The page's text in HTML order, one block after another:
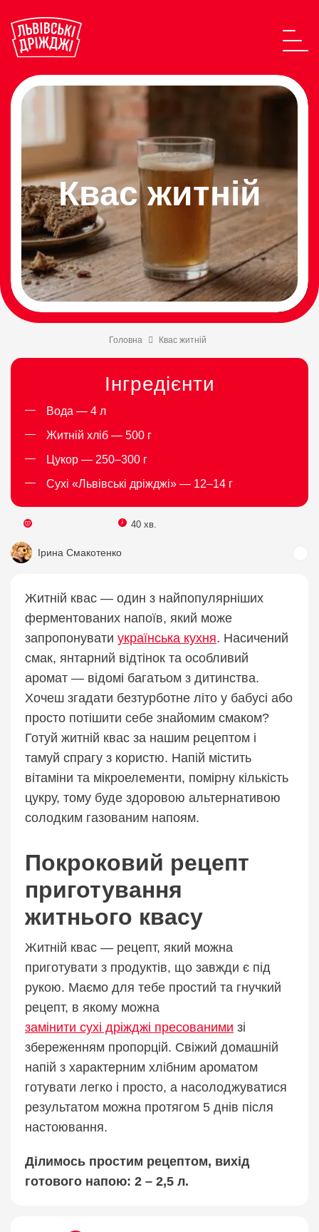
Квас житній
Головна Квас житній
Інгредієнти
Вода — 4 л
Житній хліб — 500 г
Цукор — 250–300 г
Сухі «Львівські дріжджі» — 12–14 г
40 хв.
Ірина Смакотенко
Житній квас — один з найпопулярніших
ферментованих напоїв, який може
запропонувати українська кухня. Насичений
смак, янтарний відтінок та особливий
аромат — відомі багатьом з дитинства.
Хочеш згадати безтурботне літо у бабусі або
просто потішити себе знайомим смаком?
Готуй житній квас за нашим рецептом і
тамуй спрагу з користю. Напій містить
вітаміни та мікроелементи, помірну кількість
цукру, тому буде здоровою альтернативою
солодким газованим напоям.
Покроковий рецепт
приготування
житнього квасу
Житній квас — рецепт, який можна
приготувати з продуктів, що завжди є під
рукою. Маємо для тебе простий та гнучкий
рецепт, в якому можна
замінити сухі дріжджі пресованими зі
збереженням пропорцій. Свіжий домашній
напій з характерним хлібним ароматом
готувати легко і просто, а насолоджуватися
результатом можна протягом 5 днів після
настоювання.
Ділимось простим рецептом, вихід
готового напою: 2 – 2,5 л.